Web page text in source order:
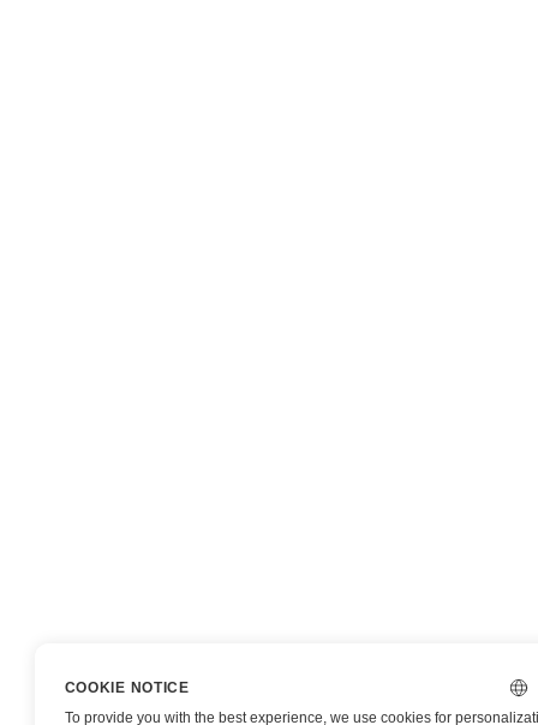
COOKIE NOTICE
To provide you with the best experience, we use cookies for